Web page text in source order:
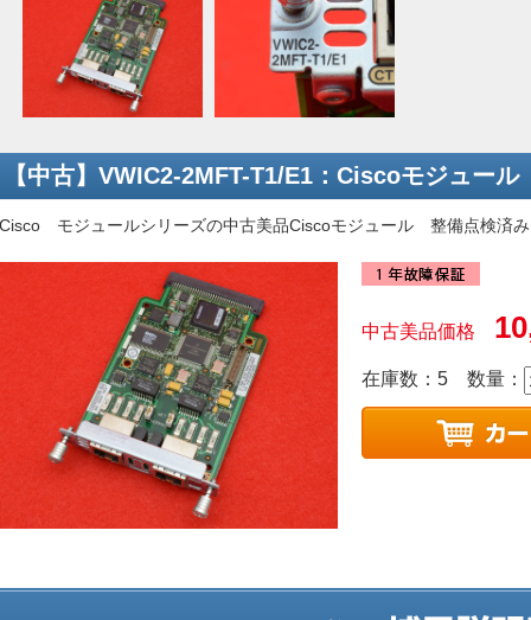
【中古】VWIC2-2MFT-T1/E1：Ciscoモジュール
モジュールシリーズの中古美品Ciscoモジュール 整備点検済み
中古美品価格
在庫数：5 数量：